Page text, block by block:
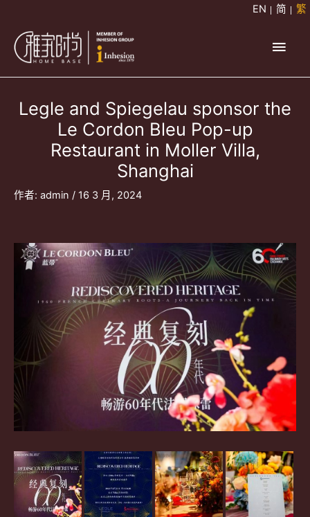
EN 简 繁
主
要
選
Legle and Spiegelau sponsor the
Le Cordon Bleu Pop-up
Restaurant in Moller Villa,
Shanghai
作者: admin / 16 3 月, 2024